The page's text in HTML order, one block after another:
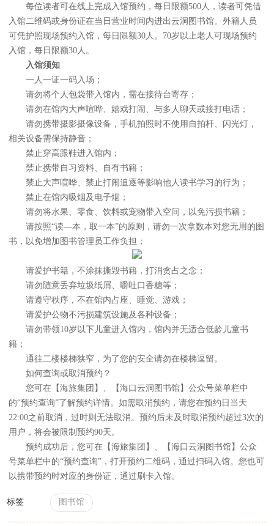
每位读者可在线上完成入馆预约，每日限额500人，读者可凭借
入馆二维码或身份证在当日营业时间内进出云洞图书馆。外籍人员
可凭护照现场预约入馆，每日限额30人。70岁以上老人可现场预约
入馆，每日限额30人。
入馆须知
一人一证一码入场；
请勿将个人包袋带入馆内，需在接待台寄存；
请勿在馆内大声喧哗、嬉戏打闹、与多人聊天或接打电话；
请勿携带摄影摄像设备，手机拍照时不使用自拍杆、闪光灯，
相关设备需保持静音；
禁止穿高跟鞋进入馆内；
禁止携带自习资料、自有书籍；
禁止大声喧哗、禁止打闹追逐等影响他人读书学习的行为；
禁止在馆内吸烟及电子烟；
请勿将水果、零食、饮料或宠物带入空间，以免污损书籍；
请按照“读—本，取一本”的原则，请勿一次拿数本对您无用的图
书，以免增加图书管理员工作负担；
请爱护书籍，不涂抹撕毁书籍，打消贪占之念；
请勿随意丢弃垃圾纸屑、嚼吐口香糖等；
请遵守秩序，不在馆内占座、睡觉、游戏；
请爱护公物不污损建筑设施及各种设备；
请勿带领10岁以下儿童进入馆内，馆内并无适合低龄儿童书
籍；
通往二楼楼梯狭窄，为了您的安全请勿在楼梯逗留。
如何查询或取消预约？
您可在【海旅集团】、【海口云洞图书馆】公众号菜单栏中
的“预约查询”了解预约详情。如需取消预约，请您在预约日当天
22:00之前取消，过时则无法取消。预约后未及时取消预约超过3次的
用户，将会被限制预约90天。
预约成功后，您可在【海旅集团】、【海口云洞图书馆】公众
号菜单栏中的“预约查询”，打开预约二维码，通过扫码入馆。您也可
以携带预约时对应的身份证，通过刷卡入馆。
标签 图书馆